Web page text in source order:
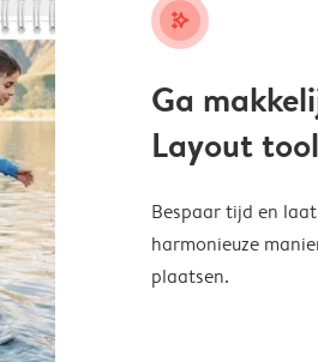
stars_plus
Ga
Layout tool
Bespaar tijd en
harmonieuze
plaatsen.